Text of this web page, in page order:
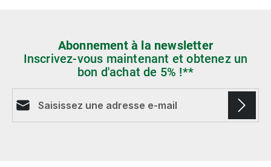
Abonnement à la newsletter
Inscrivez-vous maintenant et obtenez un
bon d'achat de 5% !**